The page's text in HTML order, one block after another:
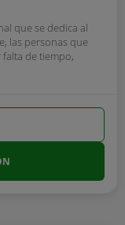
que se dedica al
las personas que
de tiempo,